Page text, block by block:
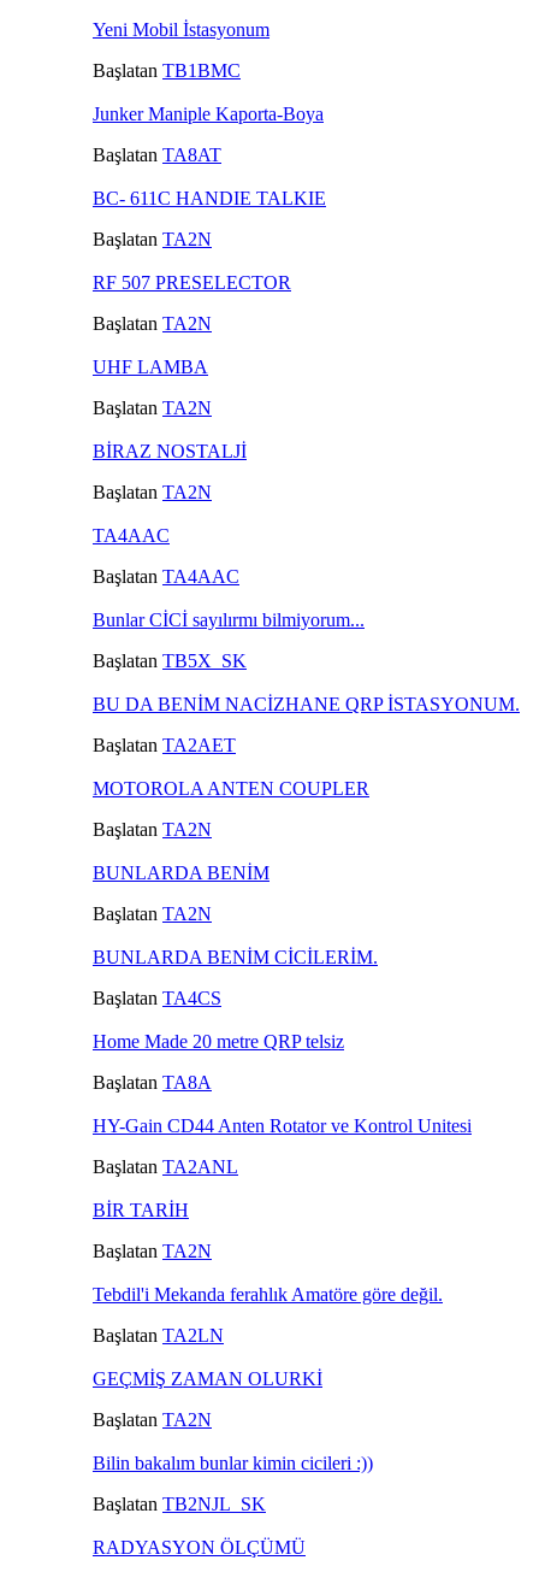
Yeni Mobil İstasyonum
Başlatan TB1BMC
Junker Maniple Kaporta-Boya
Başlatan TA8AT
BC- 611C HANDIE TALKIE
Başlatan TA2N
RF 507 PRESELECTOR
Başlatan TA2N
UHF LAMBA
Başlatan TA2N
BİRAZ NOSTALJİ
Başlatan TA2N
TA4AAC
Başlatan TA4AAC
Bunlar CİCİ sayılırmı bilmiyorum...
Başlatan TB5X_SK
BU DA BENİM NACİZHANE QRP İSTASYONUM.
Başlatan TA2AET
MOTOROLA ANTEN COUPLER
Başlatan TA2N
BUNLARDA BENİM
Başlatan TA2N
BUNLARDA BENİM CİCİLERİM.
Başlatan TA4CS
Home Made 20 metre QRP telsiz
Başlatan TA8A
HY-Gain CD44 Anten Rotator ve Kontrol Unitesi
Başlatan TA2ANL
BİR TARİH
Başlatan TA2N
Tebdil'i Mekanda ferahlık Amatöre göre değil.
Başlatan TA2LN
GEÇMİŞ ZAMAN OLURKİ
Başlatan TA2N
Bilin bakalım bunlar kimin cicileri :))
Başlatan TB2NJL_SK
RADYASYON ÖLÇÜMÜ